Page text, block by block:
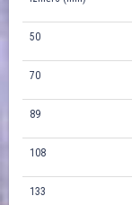
50
70
89
108
133